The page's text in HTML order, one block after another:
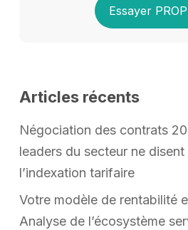
Essayer
Articles récents
Négociation des contrats
leaders du secteur ne disent
l’indexation tarifaire
Votre modèle de rentabilité
Analyse de l’écosystème